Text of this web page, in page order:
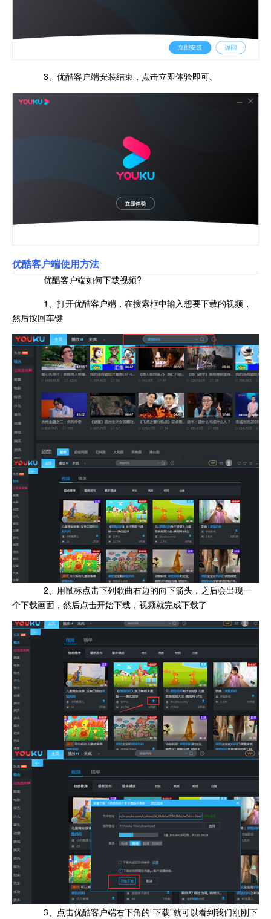
3、优酷客户端安装结束，点击立即体验即可。
优酷客户端使用方法
优酷客户端如何下载视频?
1、打开优酷客户端，在搜索框中输入想要下载的视频，
然后按回车键
2、用鼠标点击下列歌曲右边的向下箭头，之后会出现一
个下载画面，然后点击开始下载，视频就完成下载了
3、点击优酷客户端右下角的“下载”就可以看到我们刚刚下